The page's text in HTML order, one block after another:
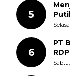
5
6
PT